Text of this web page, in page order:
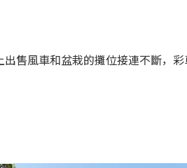
出售風車和盆栽的攤位接連不斷，